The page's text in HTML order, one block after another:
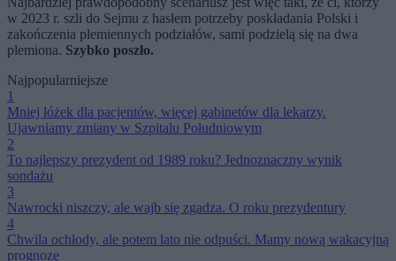
w 2023 r. szli do Sejmu z hasłem potrzeby poskładania Polski i
zakończenia plemiennych podziałów, sami podzielą się na dwa
plemiona. Szybko poszło.
Najpopularniejsze
1
Mniej łóżek dla pacjentów, więcej gabinetów dla lekarzy.
Ujawniamy zmiany w Szpitalu Południowym
2
To najlepszy prezydent od 1989 roku? Jednoznaczny wynik
sondażu
3
Nawrocki niszczy, ale wajb się zgadza. O roku prezydentury
4
Chwila ochłody, ale potem lato nie odpuści. Mamy nową wakacyjną
prognozę